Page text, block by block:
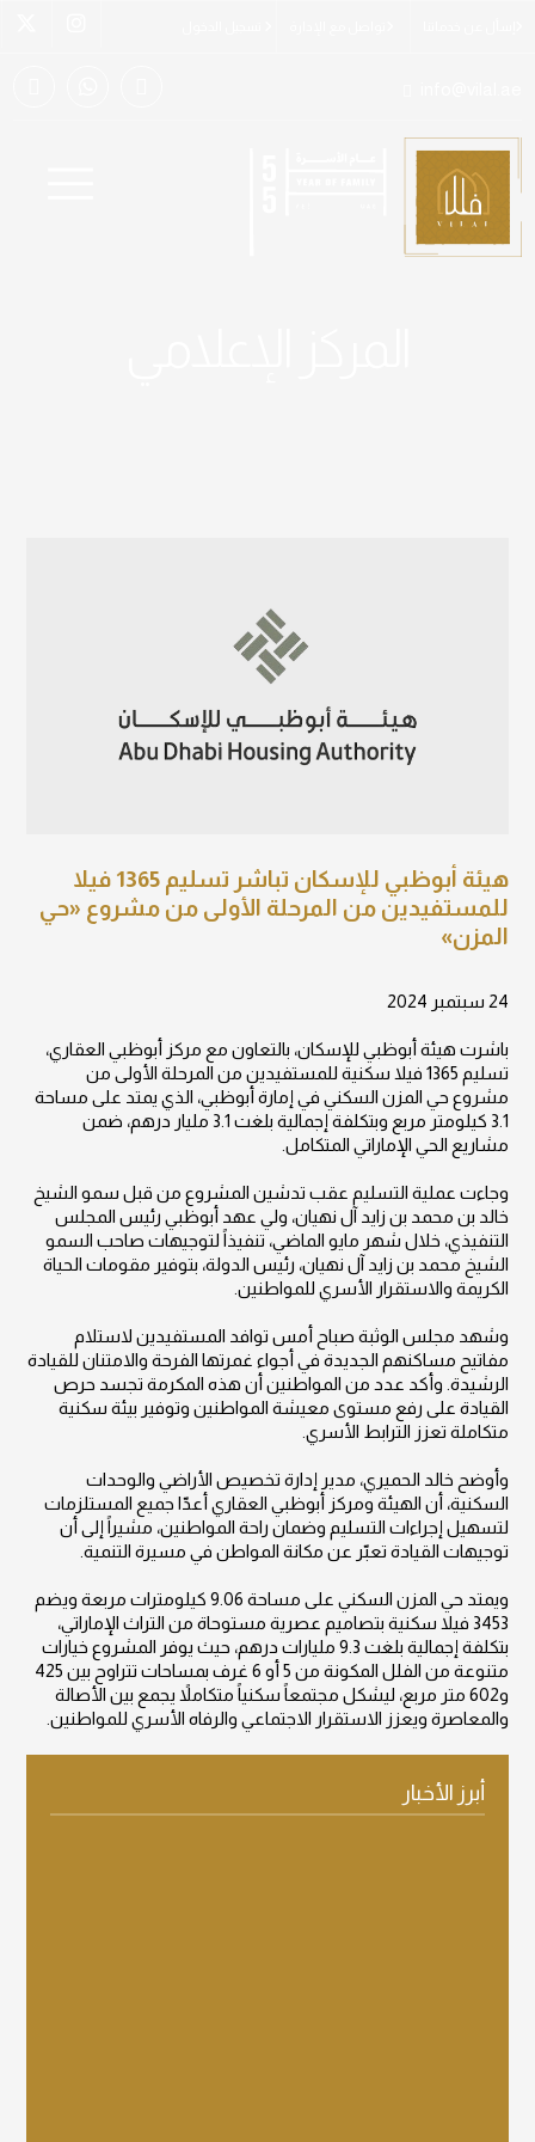
هيئة أبوظبي للإسكان تباشر تسليم 1365 فيلا
للمستفيدين من المرحلة الأولى من مشروع «حي
المزن»
24 سبتمبر 2024
باشرت هيئة أبوظبي للإسكان، بالتعاون مع مركز أبوظبي العقاري،
تسليم 1365 فيلا سكنية للمستفيدين من المرحلة الأولى من
مشروع حي المزن السكني في إمارة أبوظبي، الذي يمتد على مساحة
3.1 كيلومتر مربع وبتكلفة إجمالية بلغت 3.1 مليار درهم، ضمن
مشاريع الحي الإماراتي المتكامل.
وجاءت عملية التسليم عقب تدشين المشروع من قبل سمو الشيخ
خالد بن محمد بن زايد آل نهيان، ولي عهد أبوظبي رئيس المجلس
التنفيذي، خلال شهر مايو الماضي، تنفيذاً لتوجيهات صاحب السمو
الشيخ محمد بن زايد آل نهيان، رئيس الدولة، بتوفير مقومات الحياة
الكريمة والاستقرار الأسري للمواطنين.
وشهد مجلس الوثبة صباح أمس توافد المستفيدين لاستلام
مفاتيح مساكنهم الجديدة في أجواء غمرتها الفرحة والامتنان للقيادة
الرشيدة. وأكد عدد من المواطنين أن هذه المكرمة تجسد حرص
القيادة على رفع مستوى معيشة المواطنين وتوفير بيئة سكنية
متكاملة تعزز الترابط الأسري.
وأوضح خالد الحميري، مدير إدارة تخصيص الأراضي والوحدات
السكنية، أن الهيئة ومركز أبوظبي العقاري أعدّا جميع المستلزمات
لتسهيل إجراءات التسليم وضمان راحة المواطنين، مشيراً إلى أن
توجيهات القيادة تعبّر عن مكانة المواطن في مسيرة التنمية.
ويمتد حي المزن السكني على مساحة 9.06 كيلومترات مربعة ويضم
3453 فيلا سكنية بتصاميم عصرية مستوحاة من التراث الإماراتي،
بتكلفة إجمالية بلغت 9.3 مليارات درهم، حيث يوفر المشروع خيارات
متنوعة من الفلل المكونة من 5 أو 6 غرف بمساحات تتراوح بين 425
و602 متر مربع، ليشكل مجتمعاً سكنياً متكاملاً يجمع بين الأصالة
والمعاصرة ويعزز الاستقرار الاجتماعي والرفاه الأسري للمواطنين.
أبرز الأخبار